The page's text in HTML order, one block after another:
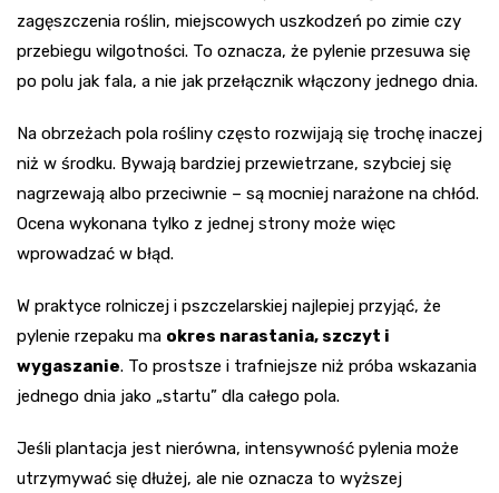
zagęszczenia roślin, miejscowych uszkodzeń po zimie czy
przebiegu wilgotności. To oznacza, że pylenie przesuwa się
po polu jak fala, a nie jak przełącznik włączony jednego dnia.
Na obrzeżach pola rośliny często rozwijają się trochę inaczej
niż w środku. Bywają bardziej przewietrzane, szybciej się
nagrzewają albo przeciwnie – są mocniej narażone na chłód.
Ocena wykonana tylko z jednej strony może więc
wprowadzać w błąd.
W praktyce rolniczej i pszczelarskiej najlepiej przyjąć, że
pylenie rzepaku ma okres narastania, szczyt i
wygaszanie. To prostsze i trafniejsze niż próba wskazania
jednego dnia jako „startu” dla całego pola.
Jeśli plantacja jest nierówna, intensywność pylenia może
utrzymywać się dłużej, ale nie oznacza to wyższej